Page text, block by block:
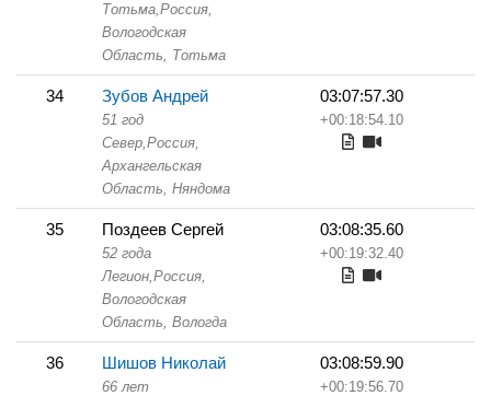
Тотьма,Россия,
Вологодская
Область, Тотьма
34 Зубов Андрей
51 год
Север,Россия,
Архангельская
Область, Няндома
03:07:57.30
+00:18:54.10
35 Поздеев Сергей
52 года
Легион,Россия,
Вологодская
Область, Вологда
03:08:35.60
+00:19:32.40
36 Шишов Николай
66 лет
03:08:59.90
+00:19:56.70